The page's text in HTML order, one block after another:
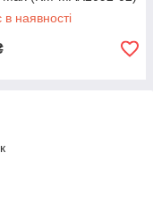
наявності